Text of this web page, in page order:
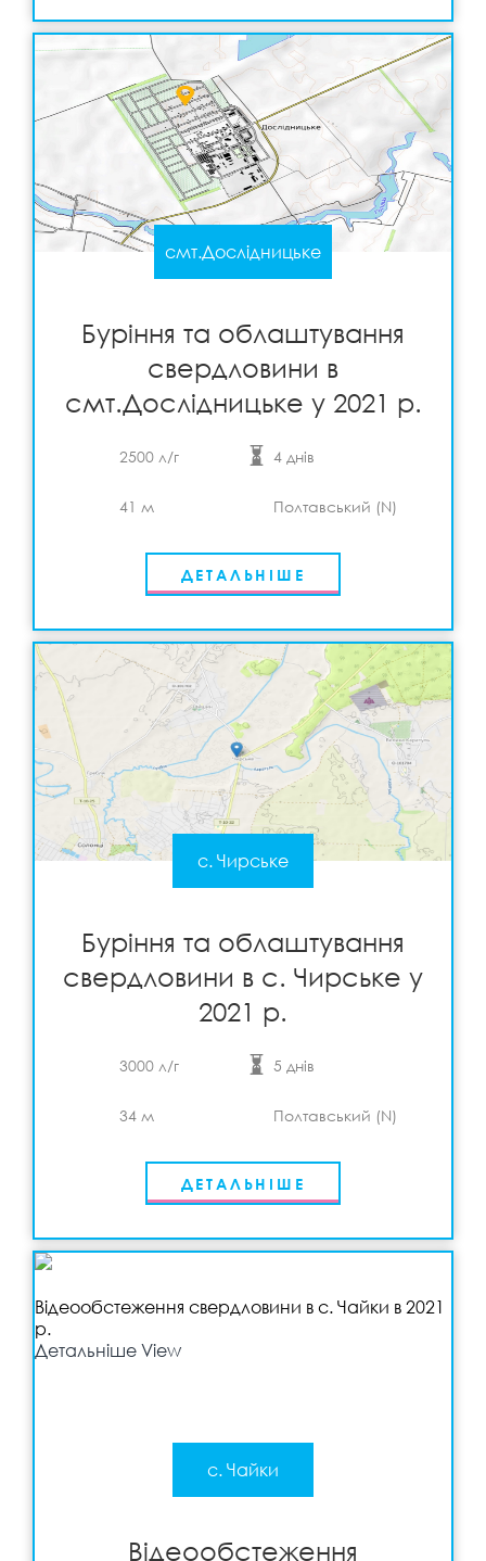
Буріння та облаштування свердловини в
смт.Дослідницьке у 2021 р.
смт.Дослідницьке
Буріння та облаштування
свердловини в
смт.Дослідницьке у 2021 р.
2500 л/г 4 днів
41 м Полтавський (N)
ДЕТАЛЬНІШЕ
Буріння та облаштування свердловини в с.
Чирське у 2021 р.
с. Чирське
Буріння та облаштування
свердловини в с. Чирське у
2021 р.
3000 л/г 5 днів
34 м Полтавський (N)
ДЕТАЛЬНІШЕ
Відеообстеження свердловини в с. Чайки в 2021
р.
Детальніше View
с. Чайки
Відеообстеження